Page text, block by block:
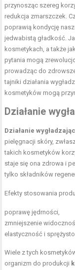
przynosząc szereg
redukcja zmarszczek.
poprawią kondycję
jedwabistą gładkość.
kosmetykach, a także
pytania mogą
prowadząc do
tajniki działania
kosmetyków mogą
Działanie
Działanie
pielęgnacji skóry,
takich kosmetyków
staje się ona zdrowa i
tylko składników
Efekty stosowania
poprawę jędrności,
zmniejszenie
elastyczność i
Wiele z tych
organizm do produkcji